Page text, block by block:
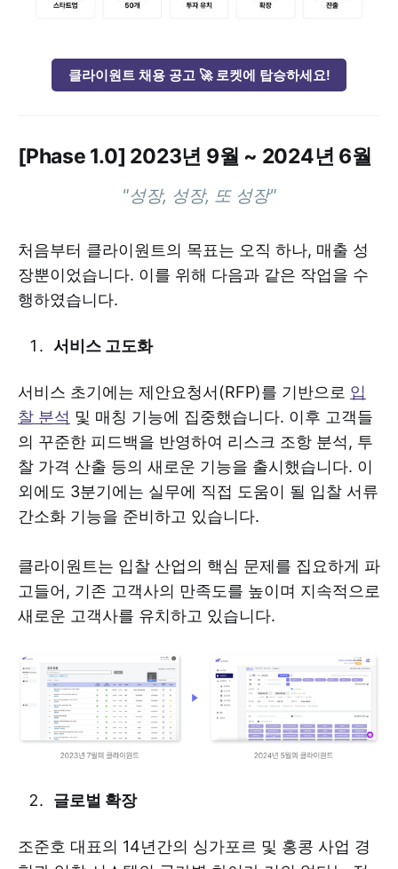
클라이원트 채용 공고 🚀 로켓에 탑승하세요!
[Phase 1.0] 2023년 9월 ~ 2024년 6월
"성장, 성장, 또 성장"
처음부터 클라이원트의 목표는 오직 하나, 매출 성
장뿐이었습니다. 이를 위해 다음과 같은 작업을 수
행하였습니다.
서비스 고도화
서비스 초기에는 제안요청서(RFP)를 기반으로 입
찰 분석 및 매칭 기능에 집중했습니다. 이후 고객들
의 꾸준한 피드백을 반영하여 리스크 조항 분석, 투
찰 가격 산출 등의 새로운 기능을 출시했습니다. 이
외에도 3분기에는 실무에 직접 도움이 될 입찰 서류
간소화 기능을 준비하고 있습니다.
클라이원트는 입찰 산업의 핵심 문제를 집요하게 파
고들어, 기존 고객사의 만족도를 높이며 지속적으로
새로운 고객사를 유치하고 있습니다.
글로벌 확장
조준호 대표의 14년간의 싱가포르 및 홍콩 사업 경